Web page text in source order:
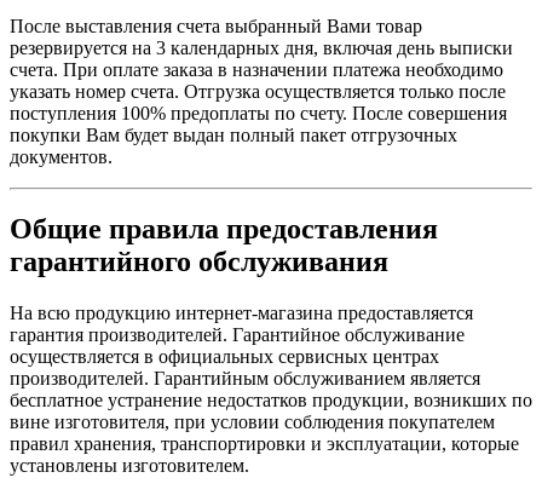
После выставления счета выбранный Вами товар
резервируется на 3 календарных дня, включая день выписки
счета. При оплате заказа в назначении платежа необходимо
указать номер счета. Отгрузка осуществляется только после
поступления 100% предоплаты по счету. После совершения
покупки Вам будет выдан полный пакет отгрузочных
документов.
Общие правила предоставления
гарантийного обслуживания
На всю продукцию интернет-магазина предоставляется
гарантия производителей. Гарантийное обслуживание
осуществляется в официальных сервисных центрах
производителей. Гарантийным обслуживанием является
бесплатное устранение недостатков продукции, возникших по
вине изготовителя, при условии соблюдения покупателем
правил хранения, транспортировки и эксплуатации, которые
установлены изготовителем.